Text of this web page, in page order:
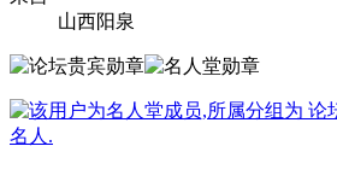
山西阳泉